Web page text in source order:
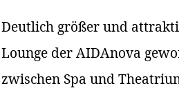
Deutlich größer und
Lounge der AIDAnova
zwischen Spa und